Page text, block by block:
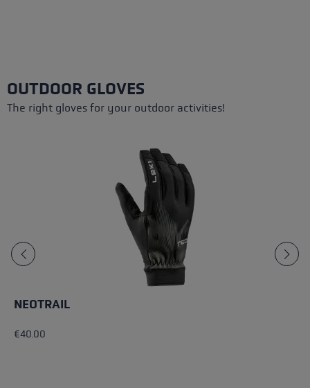
OUTDOOR GLOVES
The right gloves for your outdoor activities!
NEOTRAIL
€40.00